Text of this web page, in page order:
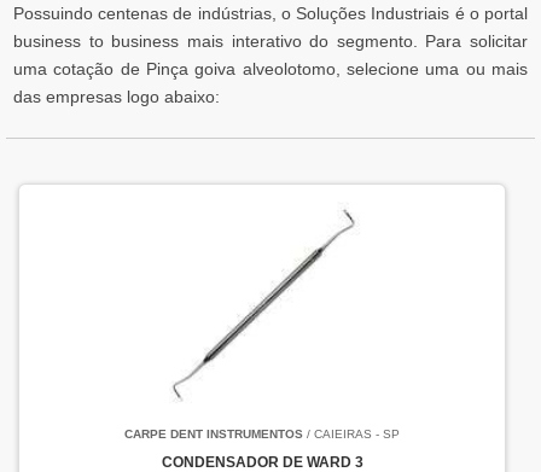
Possuindo centenas de indústrias, o Soluções Industriais é o portal
business to business mais interativo do segmento. Para solicitar
uma cotação de Pinça goiva alveolotomo, selecione uma ou mais
das empresas logo abaixo:
CARPE DENT INSTRUMENTOS / CAIEIRAS - SP
CONDENSADOR DE WARD 3